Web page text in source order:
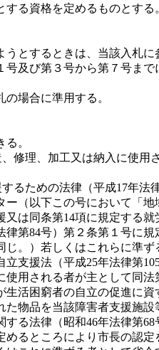
る資格を定めるものとする
とするときは、当該入札
及び第３号から第７号まで
場合に準用する。
。
理、加工又は納入に使用
ための法律（平成17年法
ー（以下この号において「
は同条第14項に規定する
第84号）第２条第１号に
。）若しくはこれらに準
支援法（平成25年法律第
用される者が主として同
活困窮者の自立の促進に
た物品を当該障害者支援施
る法律（昭和46年法律第
るところにより市長の認